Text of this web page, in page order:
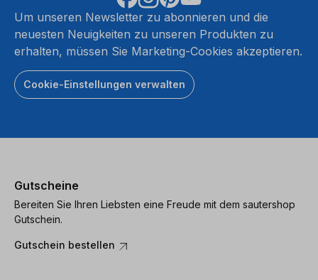
Um unseren Newsletter zu abonnieren und die
neuesten Neuigkeiten zu unseren Produkten zu
erhalten, müssen Sie Marketing-Cookies akzeptieren.
Cookie-Einstellungen verwalten
Gutscheine
Bereiten Sie Ihren Liebsten eine Freude mit dem sautershop
Gutschein.
Gutschein bestellen